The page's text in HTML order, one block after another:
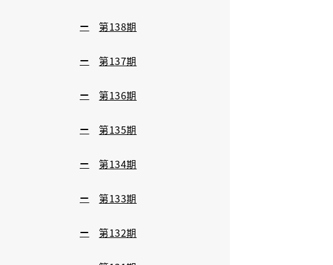
第138期
第137期
第136期
第135期
第134期
第133期
第132期